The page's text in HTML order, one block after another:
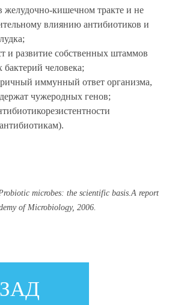
желудочно-кишечном тракте и не
влиянию антибиотиков и
и развитие собственных штаммов
человека;
иммунный ответ организма,
чужеродных генов;
microbes: the scientific basis.A report
of Microbiology, 2006.